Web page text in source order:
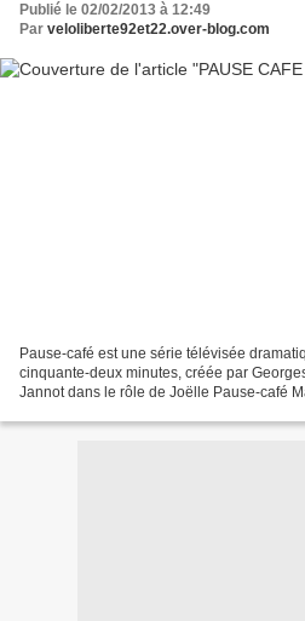
Publié le 02/02/2013 à 12:49
Par veloliberte92et22.over-blog.com
Pause-café est une série télévisée
cinquante-deux minutes, créée par
Jannot dans le rôle de Joëlle Pause-café